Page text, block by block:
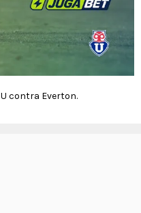
contra Everton.